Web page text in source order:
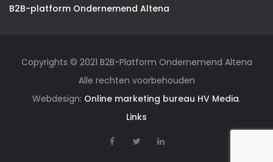
B2B-platform Ondernemend Altena
Copyrights © 2021 B2B-Platform Ondernemend Altena
Alle rechten voorbehouden
Webdesign: Online marketing bureau HV Media.
Links